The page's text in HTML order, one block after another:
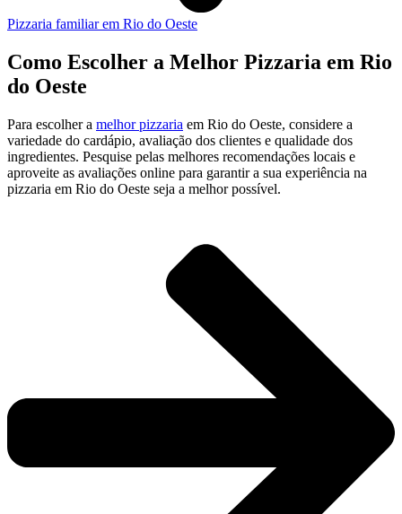
Pizzaria familiar em Rio do Oeste
Como Escolher a Melhor Pizzaria em Rio
do Oeste
Para escolher a melhor pizzaria em Rio do Oeste, considere a
variedade do cardápio, avaliação dos clientes e qualidade dos
ingredientes. Pesquise pelas melhores recomendações locais e
aproveite as avaliações online para garantir a sua experiência na
pizzaria em Rio do Oeste seja a melhor possível.